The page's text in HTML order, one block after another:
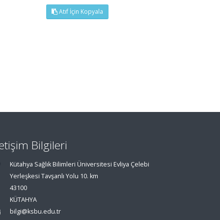
Atıf İçin Kopyala
Bilgileri
Kütahya Sağlık Bilimleri Üniversitesi Evliya Çelebi
Yerleşkesi Tavşanlı Yolu 10. km
43100
KÜTAHYA
bilgi@ksbu.edu.tr